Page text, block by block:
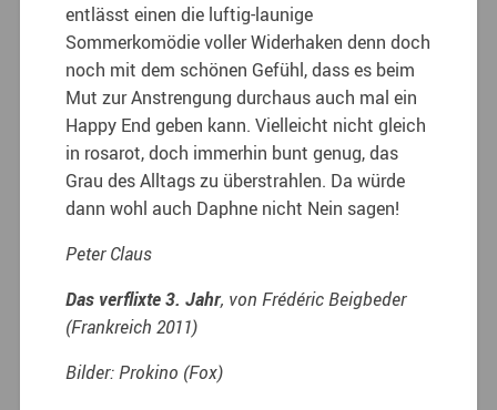
entlässt einen die luftig-launige
Sommerkomödie voller Widerhaken denn doch
noch mit dem schönen Gefühl, dass es beim
Mut zur Anstrengung durchaus auch mal ein
Happy End geben kann. Vielleicht nicht gleich
in rosarot, doch immerhin bunt genug, das
Grau des Alltags zu überstrahlen. Da würde
dann wohl auch Daphne nicht Nein sagen!
Peter Claus
Das verflixte 3. Jahr, von Frédéric Beigbeder
(Frankreich 2011)
Bilder: Prokino (Fox)